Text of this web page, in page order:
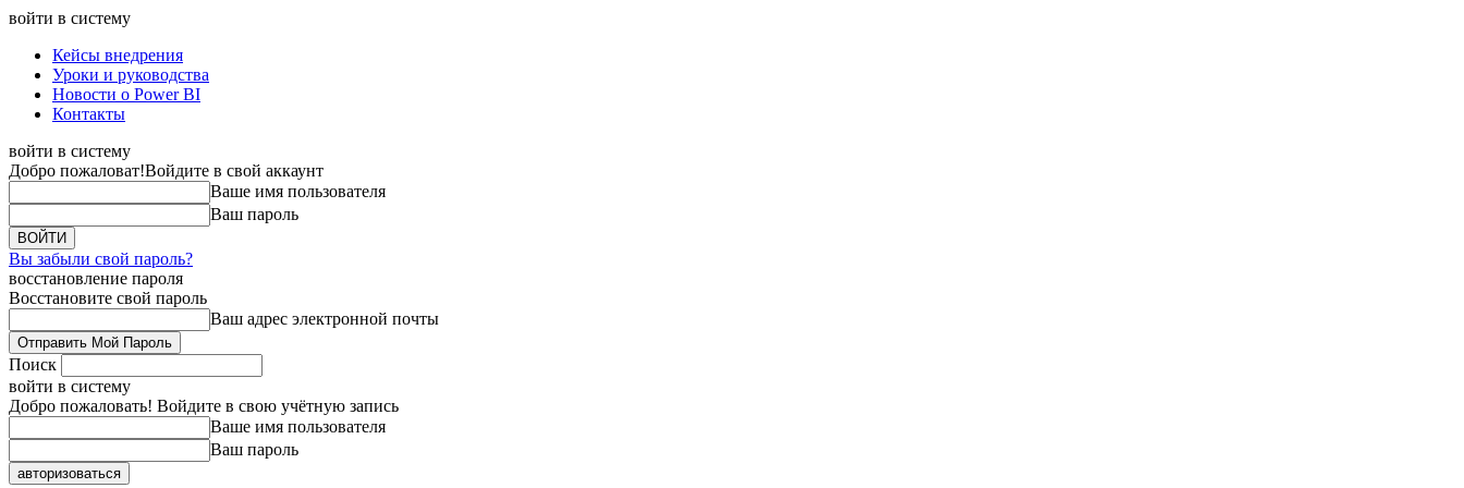
войти в систему
Кейсы внедрения
Уроки и руководства
Новости о Power BI
Контакты
войти в систему
Добро пожаловат!Войдите в свой аккаунт
Ваше имя пользователя
Ваш пароль
Вы забыли свой пароль?
восстановление пароля
Восстановите свой пароль
Ваш адрес электронной почты
Поиск
войти в систему
Добро пожаловать! Войдите в свою учётную запись
Ваше имя пользователя
Ваш пароль